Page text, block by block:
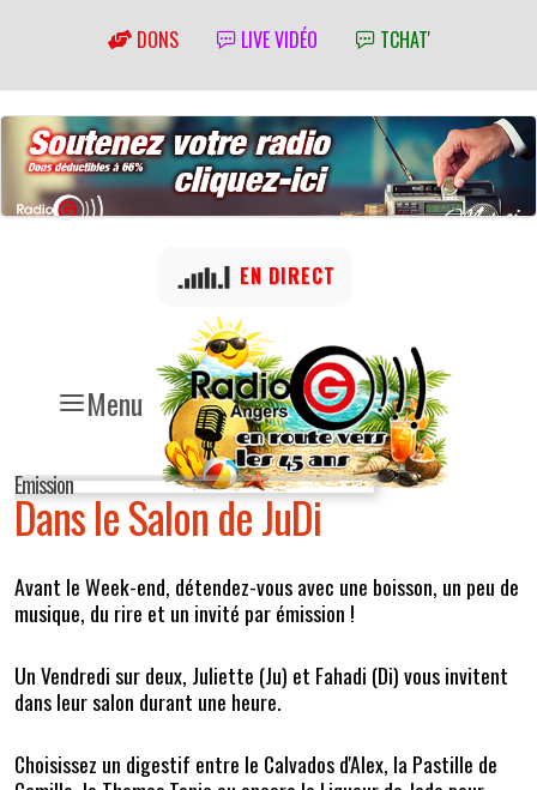
DONS LIVE VIDÉO TCHAT'
Menu
EN DIRECT
Emission
Dans le Salon de JuDi
Avant le Week-end, détendez-vous avec une boisson, un peu de
musique, du rire et un invité par émission !
Un Vendredi sur deux, Juliette (Ju) et Fahadi (Di) vous invitent
dans leur salon durant une heure.
Choisissez un digestif entre le Calvados d'Alex, la Pastille de